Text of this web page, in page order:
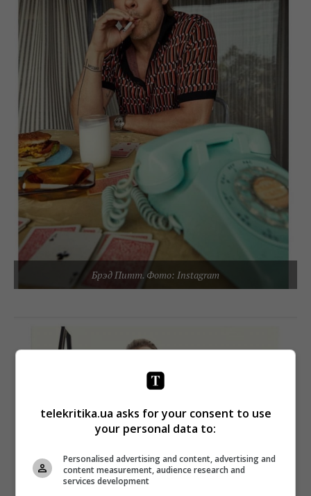
Брэд Питт. Фото: Instagram
telekritika.ua asks for your consent to use
your personal data to:
Personalised advertising and content, advertising and
content measurement, audience research and
services development